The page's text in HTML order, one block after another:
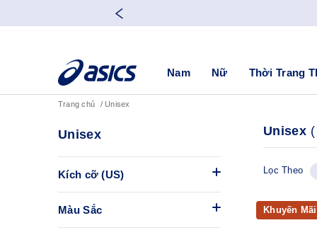
Nam Nữ Thời Trang
Trang chủ Unisex
Unisex
Kích cỡ (US)
Màu Sắc
Unisex (
Lọc Theo
Khuyến Mãi